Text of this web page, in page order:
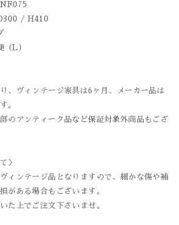
/ H410
（L）
、ヴィンテージ家具は6ヶ月、メーカー品は
。
のアンティーク品など保証対象外商品もござ
＞
ィンテージ品となりますので、細かな傷や補
がある場合もございます。
た上でご注文下さいませ。